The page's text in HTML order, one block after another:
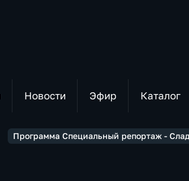
Новости Эфир Каталог
Программа Специальный репортаж -